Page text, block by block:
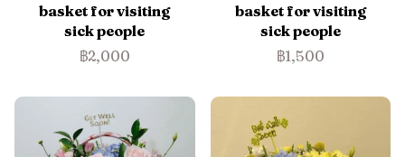
basket for visiting
sick people
฿2,000
basket for visiting
sick people
฿1,500